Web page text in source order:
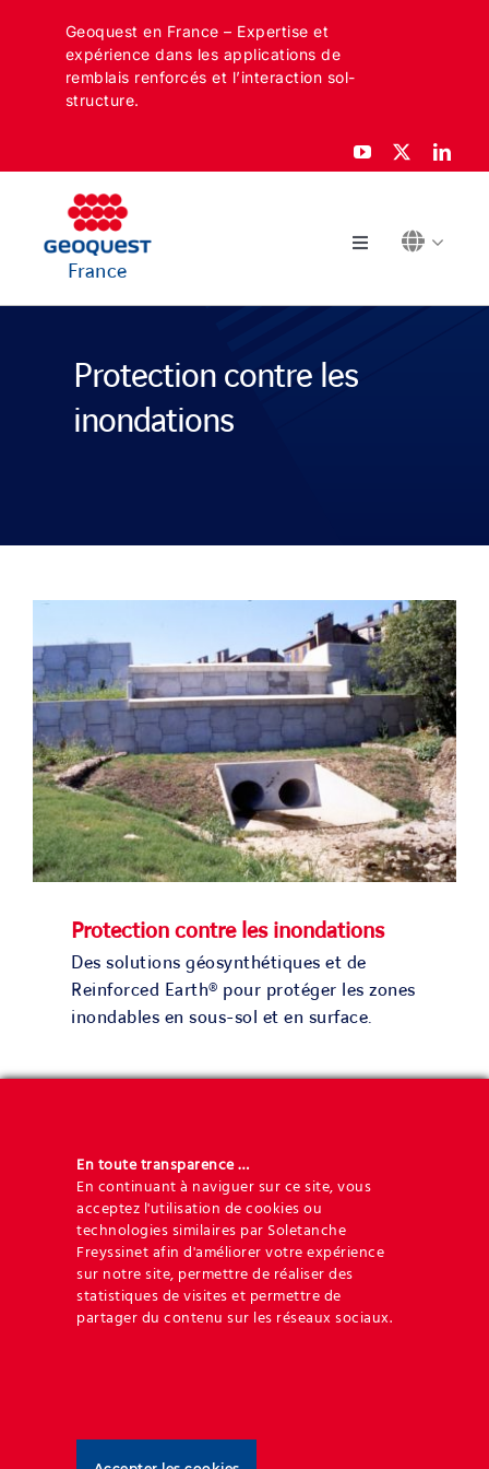
Geoquest en France – Expertise et
expérience dans les applications de
remblais renforcés et l’interaction sol-
structure.
France
Toggle
SECTEURS
CARRIERE
ACTU & MEDIA
CONTACT
NOS PAYS
Search
Protection contre les
inondations
Protection contre les inondations
Des solutions géosynthétiques et de
Reinforced Earth® pour protéger les zones
inondables en sous-sol et en surface.
Geoquest s’est forgé un niveau d’expertise et
concevoir : RETENIR, FRANCHIR, PROTÉGER et
En toute transparence …
En continuant à naviguer sur ce site, vous
acceptez l'utilisation de cookies ou
technologies similaires par Soletanche
Freyssinet afin d'améliorer votre expérience
sur notre site, permettre de réaliser des
statistiques de visites et permettre de
partager du contenu sur les réseaux sociaux.